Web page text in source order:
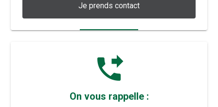
Je prends contact
phone_forwarded
On vous rappelle :